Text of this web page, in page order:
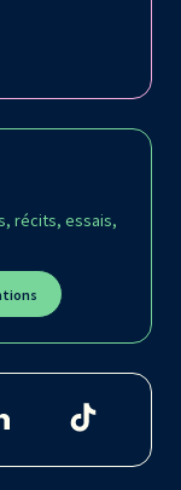
récits, essais,